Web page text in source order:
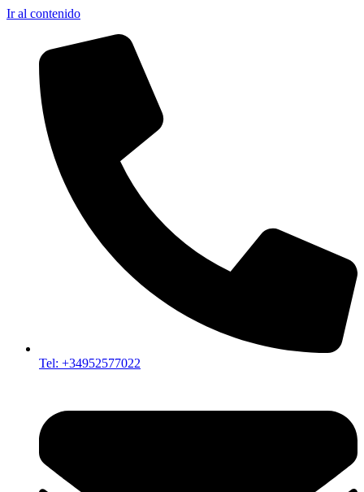
Ir al contenido
Tel: +34952577022